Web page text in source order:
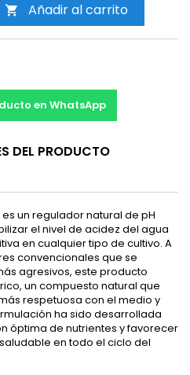
 Añadir al carrito
en WhatsApp
DEL PRODUCTO
es un regulador natural de pH
el nivel de acidez del agua
en cualquier tipo de cultivo. A
convencionales que se
agresivos, este producto
un compuesto natural que
respetuosa con el medio y
ha sido desarrollada
óptima de nutrientes y favorecer
en todo el ciclo del